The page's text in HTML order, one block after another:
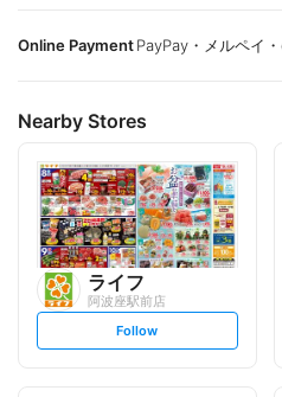
Online PaymentPayPay・メルペイ
Nearby Stores
ライフ
阿波座駅前店
s
t
Follow